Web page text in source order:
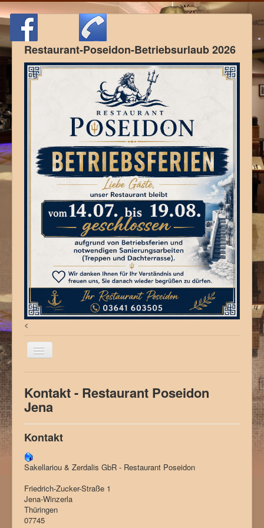
Restaurant-Poseidon-Betriebsurlaub 2026
<
Aktuelles
Virtueller Rundgang
Kontakt - Restaurant Poseidon
Jena
Kontakt
Sakellariou & Zerdalis GbR - Restaurant Poseidon
Friedrich-Zucker-Straße 1
Jena-Winzerla
Thüringen
07745